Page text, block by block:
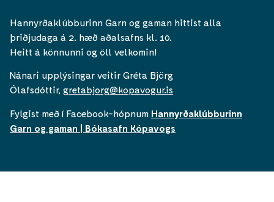
Hannyrðaklúbburinn Garn og gaman hittist alla
þriðjudaga á 2. hæð aðalsafns kl. 10.
Heitt á könnunni og öll velkomin!
Nánari upplýsingar veitir Gréta Björg
Ólafsdóttir, gretabjorg@kopavogur.is
Fylgist með í Facebook-hópnum Hannyrðaklúbburinn
Garn og gaman | Bókasafn Kópavogs